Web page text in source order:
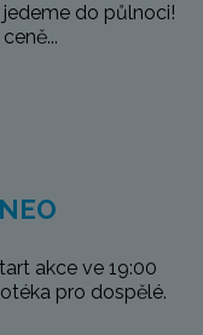
jedeme do půlnoci!
akce ve 19:00
pro dospělé.